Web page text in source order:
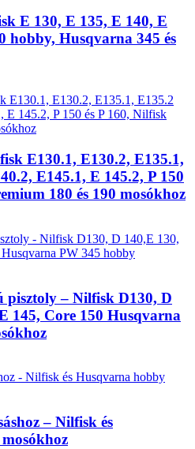
E 130, E 135, E 140, E
hobby, Husqvarna 345 és
E130.1, E130.2, E135.1,
E145.1, E 145.2, P 150
180 és 190 mosókhoz
pisztoly – Nilfisk D130, D
145, Core 150 Husqvarna
– Nilfisk és